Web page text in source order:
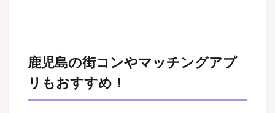
鹿児島の街コンやマッチングアプ
リもおすすめ！